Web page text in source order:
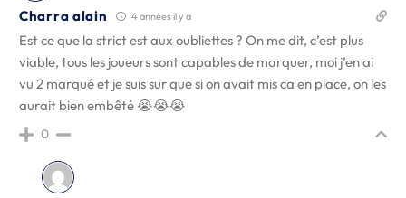
Charra alain 4 années il y a
Est ce que la strict est aux oubliettes ? On me dit, c’est plus
viable, tous les joueurs sont capables de marquer, moi j’en ai
vu 2 marqué et je suis sur que si on avait mis ca en place, on les
aurait bien embêté 😭😭😭
0